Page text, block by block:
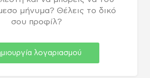
μήνυμα? Θέλεις το δικό
σου προφίλ?
λογαριασμού